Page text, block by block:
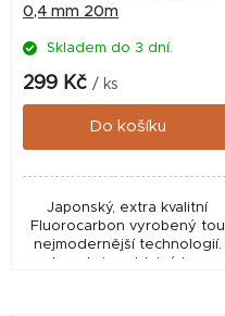
0,4 mm 20m
Skladem do 3 dní.
299 Kč / ks
Do košíku
Japonský, extra kvalitní
Fluorocarbon vyrobený tou
nejmodernější technologií.
Je velmi poddajný bez